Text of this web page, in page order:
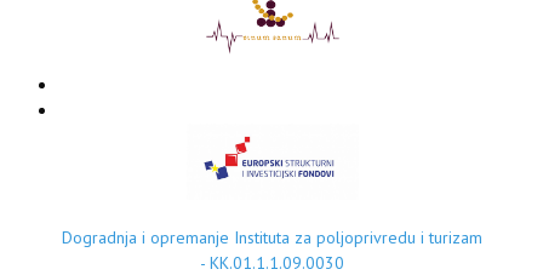
Dogradnja i opremanje Instituta za poljoprivredu i turizam
- KK.01.1.1.09.0030